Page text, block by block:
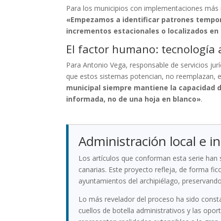
Para los municipios con implementaciones
«Empezamos a identificar patrones
incrementos estacionales o localizados
El factor humano: tecnología
Para Antonio Vega, responsable de servicios
que estos sistemas potencian, no reemplazan,
municipal siempre mantiene la capacidad
informada, no de una hoja en blanco».
Administración local e
Los artículos que conforman esta serie
canarias. Este proyecto refleja, de forma
ayuntamientos del archipiélago,
Lo más revelador del proceso ha sido
cuellos de botella administrativos y las